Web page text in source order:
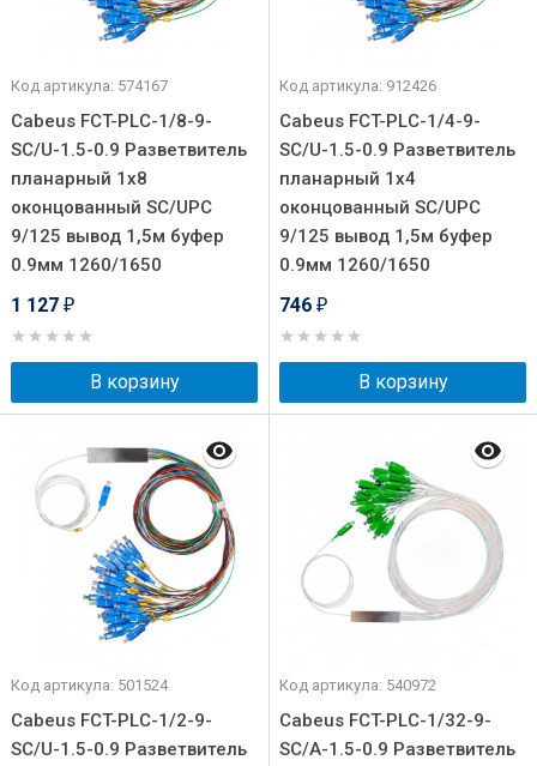
Код артикула: 574167
Cabeus FCT-PLC-1/8-9-
SC/U-1.5-0.9 Разветвитель
планарный 1х8
оконцованный SC/UPC
9/125 вывод 1,5м буфер
0.9мм 1260/1650
1 127 ₽
В корзину
Код артикула: 912426
Cabeus FCT-PLC-1/4-9-
SC/U-1.5-0.9 Разветвитель
планарный 1х4
оконцованный SC/UPC
9/125 вывод 1,5м буфер
0.9мм 1260/1650
746 ₽
В корзину
Код артикула: 501524
Cabeus FCT-PLC-1/2-9-
SC/U-1.5-0.9 Разветвитель
Код артикула: 540972
Cabeus FCT-PLC-1/32-9-
SC/A-1.5-0.9 Разветвитель